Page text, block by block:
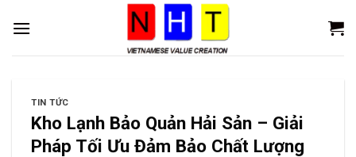
TIN TỨC
Kho Lạnh Bảo Quản Hải Sản – Giải
Pháp Tối Ưu Đảm Bảo Chất Lượng